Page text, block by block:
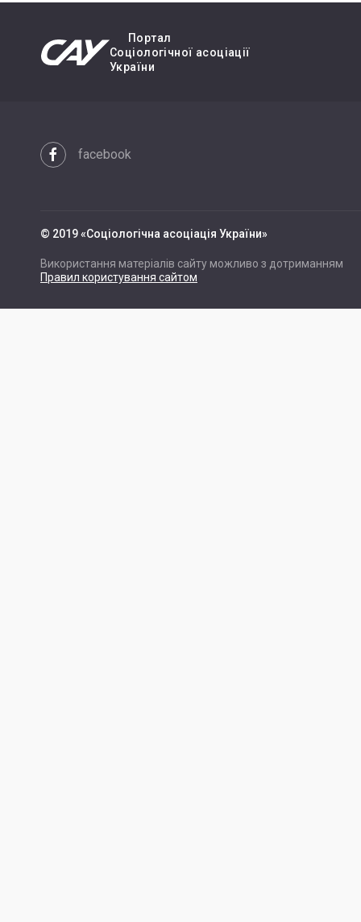
Портал
Cоціологічної асоціації
України
facebook
© 2019 «Cоціологічна асоціація України»
Використання матеріалів сайту можливо з дотриманням
Правил користування сайтом